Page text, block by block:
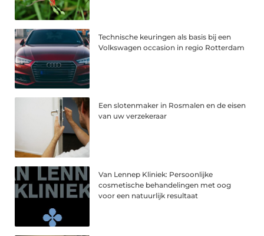
Technische keuringen als basis bij een
Volkswagen occasion in regio Rotterdam
Een slotenmaker in Rosmalen en de eisen
van uw verzekeraar
Van Lennep Kliniek: Persoonlijke
cosmetische behandelingen met oog
voor een natuurlijk resultaat